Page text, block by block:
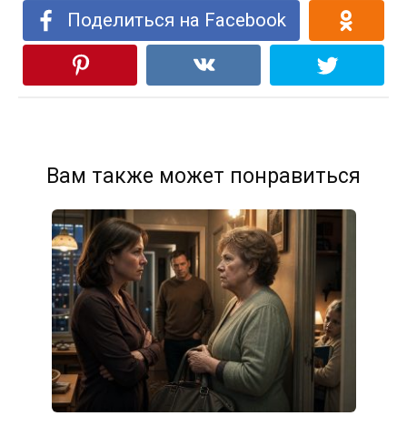
Поделиться на Facebook
Вам также может понравиться